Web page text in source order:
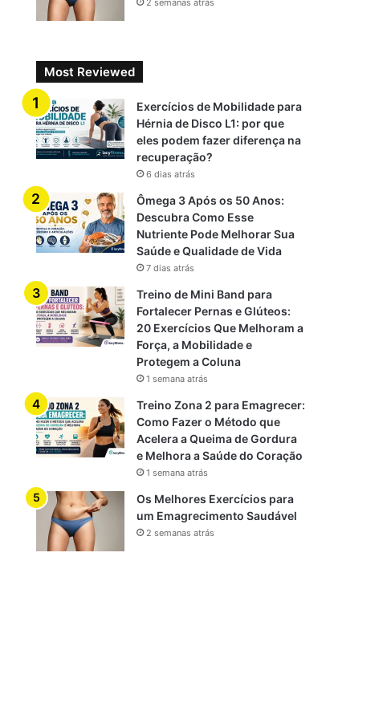
2 semanas atrás
Most Reviewed
Exercícios de Mobilidade para
Hérnia de Disco L1: por que
eles podem fazer diferença na
recuperação?
6 dias atrás
Ômega 3 Após os 50 Anos:
Descubra Como Esse
Nutriente Pode Melhorar Sua
Saúde e Qualidade de Vida
7 dias atrás
Treino de Mini Band para
Fortalecer Pernas e Glúteos:
20 Exercícios Que Melhoram a
Força, a Mobilidade e
Protegem a Coluna
1 semana atrás
Treino Zona 2 para Emagrecer:
Como Fazer o Método que
Acelera a Queima de Gordura
e Melhora a Saúde do Coração
1 semana atrás
Os Melhores Exercícios para
um Emagrecimento Saudável
2 semanas atrás